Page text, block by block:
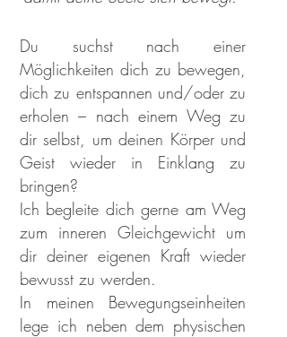
Du suchst nach einer
Möglichkeiten dich zu bewegen,
dich zu entspannen und/oder zu
erholen – nach einem Weg zu
dir selbst, um deinen Körper und
Geist wieder in Einklang zu
bringen?
Ich begleite dich gerne am Weg
zum inneren Gleichgewicht um
dir deiner eigenen Kraft wieder
bewusst zu werden.
In meinen Bewegungseinheiten
lege ich neben dem physischen